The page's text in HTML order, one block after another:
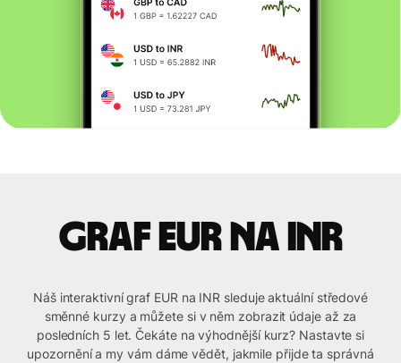
graf EUR na INR
Náš interaktivní graf EUR na INR sleduje aktuální středové
směnné kurzy a můžete si v něm zobrazit údaje až za
posledních 5 let. Čekáte na výhodnější kurz? Nastavte si
upozornění a my vám dáme vědět, jakmile přijde ta správná